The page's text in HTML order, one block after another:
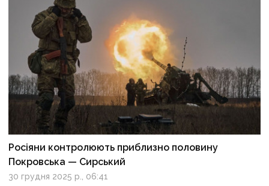
Росіяни контролюють приблизно половину
Покровська — Сирський
30 грудня 2025 р., 06:41